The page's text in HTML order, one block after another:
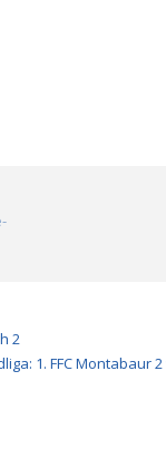
2
1. FFC Montabaur 2